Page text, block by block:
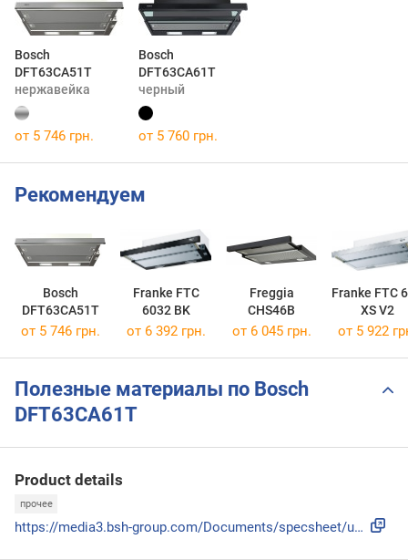
Bosch
DFT63CA51T
нержавейка
Bosch
DFT63CA61T
черный
от 5 746 грн. от 5 760 грн.
Рекомендуем
Bosch
DFT63CA51T
Franke FTC
6032 BK
Freggia
CHS46B
Franke FTC
XS V2
от 5 746 грн. от 6 392 грн. от 6 045 грн. от 5 922
Полезные материалы по Bosch
DFT63CA61T
Product details
прочее
https://media3.bsh-group.com/Documents/specsheet/uk-UA/DFT6...